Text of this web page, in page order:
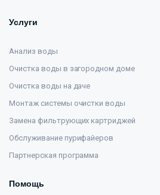
Услуги
Анализ воды
Очистка воды в загородном доме
Очистка воды на даче
Монтаж системы очистки воды
Замена фильтрующих картриджей
Обслуживание пурифайеров
Партнерская программа
Помощь